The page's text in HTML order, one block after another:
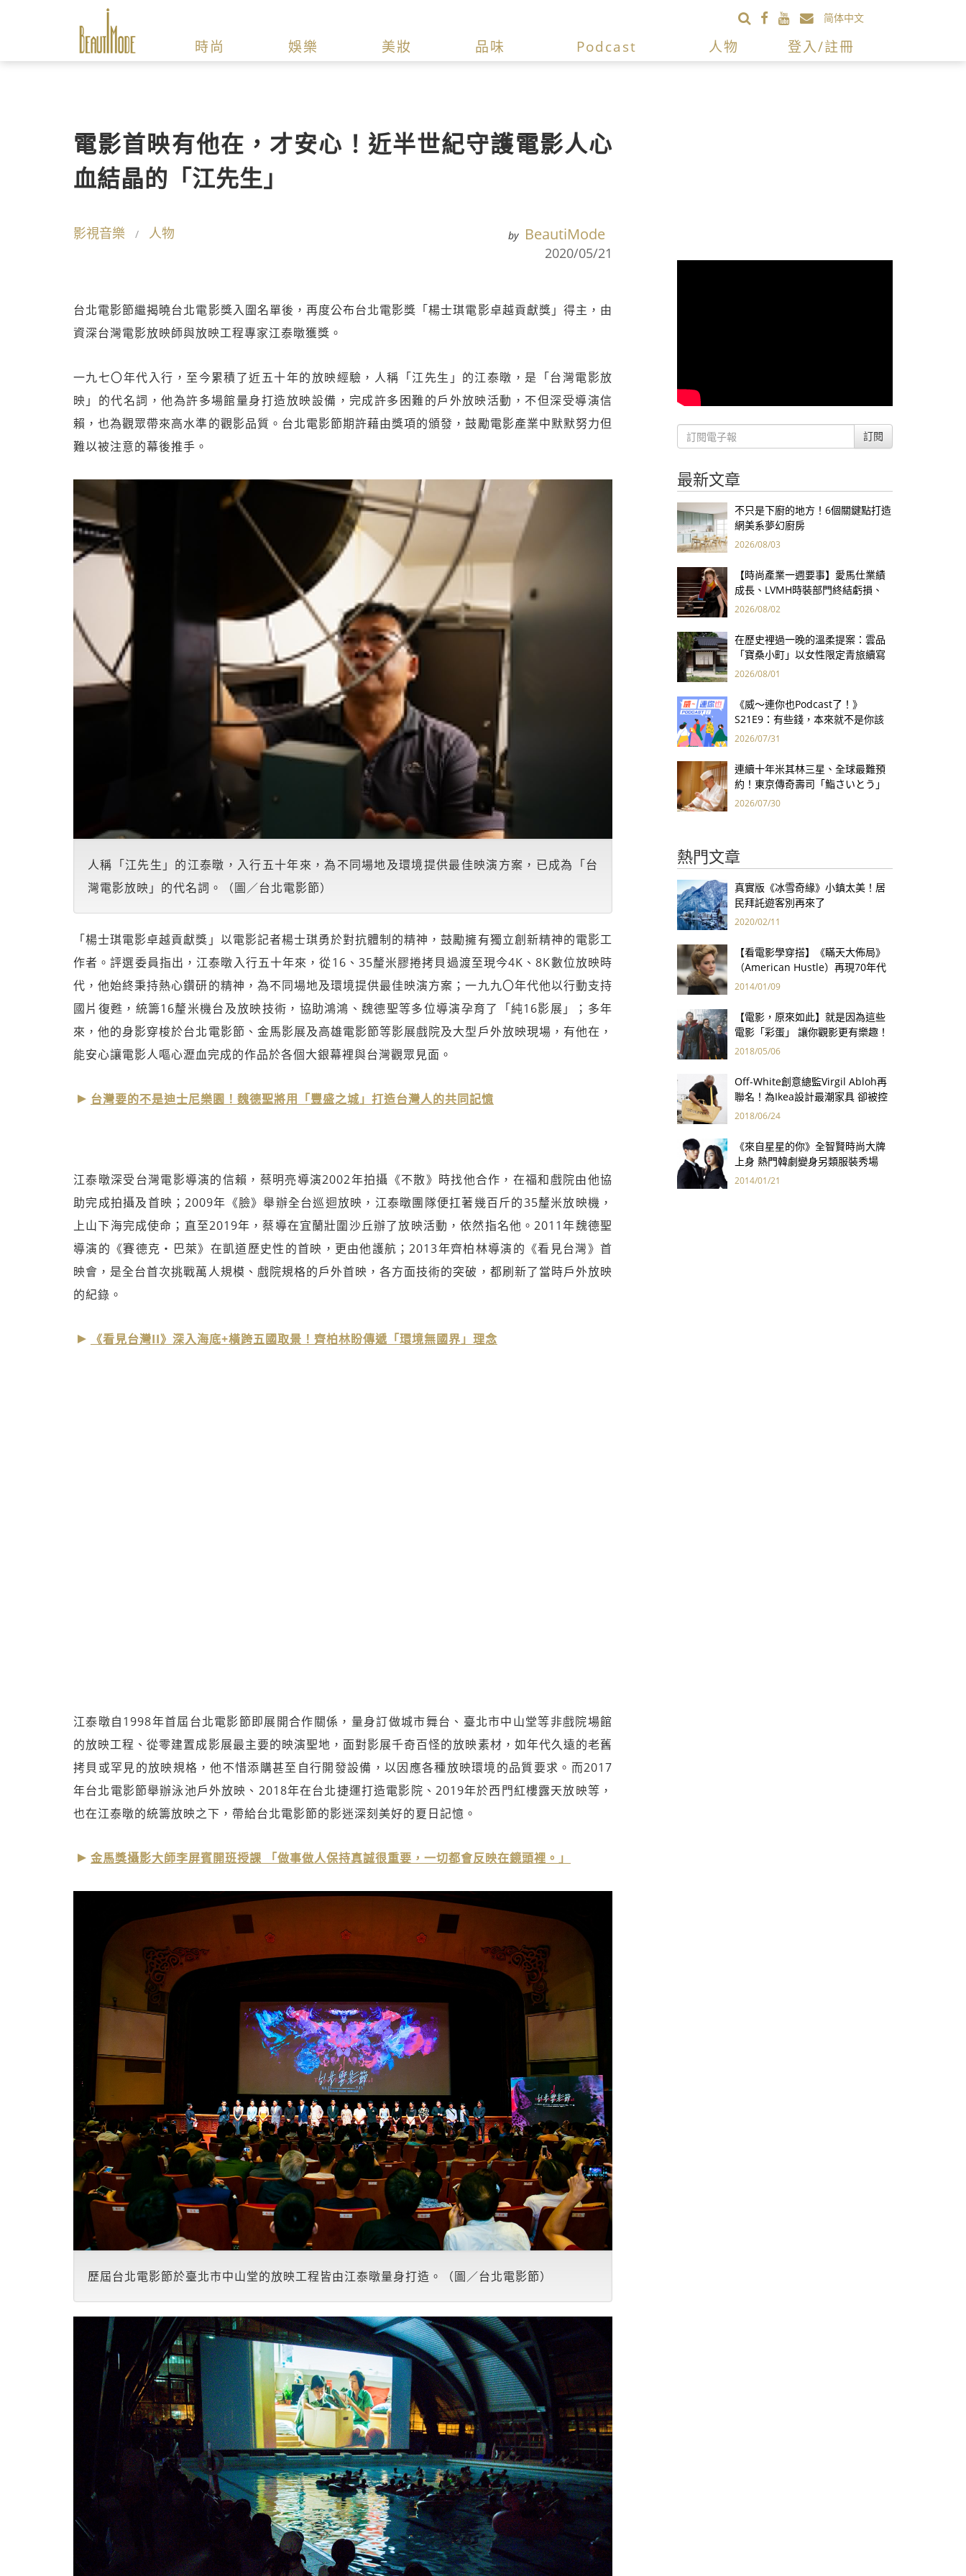
简体中文
時尚 娛樂 美妝 品味 Podcast 人物 登入/註冊
電影首映有他在，才安心！近半世紀守護電影人心
血結晶的「江先生」
影視音樂 人物 by BeautiMode
2020/05/21
台北電影節繼揭曉台北電影獎入圍名單後，再度公布台北電影獎「楊士琪電影卓越貢獻獎」得主，由
資深台灣電影放映師與放映工程專家江泰暾獲獎。
一九七〇年代入行，至今累積了近五十年的放映經驗，人稱「江先生」的江泰暾，是「台灣電影放
映」的代名詞，他為許多場館量身打造放映設備，完成許多困難的戶外放映活動，不但深受導演信
賴，也為觀眾帶來高水準的觀影品質。台北電影節期許藉由獎項的頒發，鼓勵電影產業中默默努力但
難以被注意的幕後推手。
人稱「江先生」的江泰暾，入行五十年來，為不同場地及環境提供最佳映演方案，已成為「台
灣電影放映」的代名詞。（圖／台北電影節）
「楊士琪電影卓越貢獻獎」以電影記者楊士琪勇於對抗體制的精神，鼓勵擁有獨立創新精神的電影工
作者。評選委員指出，江泰暾入行五十年來，從16、35釐米膠捲拷貝過渡至現今4K、8K數位放映時
代，他始終秉持熱心鑽研的精神，為不同場地及環境提供最佳映演方案；一九九〇年代他以行動支持
國片復甦，統籌16釐米機台及放映技術，協助鴻鴻、魏德聖等多位導演孕育了「純16影展」；多年
來，他的身影穿梭於台北電影節、金馬影展及高雄電影節等影展戲院及大型戶外放映現場，有他在，
能安心讓電影人嘔心瀝血完成的作品於各個大銀幕裡與台灣觀眾見面。
台灣要的不是迪士尼樂園！魏德聖將用「豐盛之城」打造台灣人的共同記憶
江泰暾深受台灣電影導演的信賴，蔡明亮導演2002年拍攝《不散》時找他合作，在福和戲院由他協
助完成拍攝及首映；2009年《臉》舉辦全台巡迴放映，江泰暾團隊便扛著幾百斤的35釐米放映機，
上山下海完成使命；直至2019年，蔡導在宜蘭壯圍沙丘辦了放映活動，依然指名他。2011年魏德聖
導演的《賽德克‧巴萊》在凱道歷史性的首映，更由他護航；2013年齊柏林導演的《看見台灣》首
映會，是全台首次挑戰萬人規模、戲院規格的戶外首映，各方面技術的突破，都刷新了當時戶外放映
的紀錄。
《看見台灣II》深入海底+橫跨五國取景！齊柏林盼傳遞「環境無國界」理念
江泰暾自1998年首屆台北電影節即展開合作關係，量身訂做城市舞台、臺北市中山堂等非戲院場館
的放映工程、從零建置成影展最主要的映演聖地，面對影展千奇百怪的放映素材，如年代久遠的老舊
拷貝或罕見的放映規格，他不惜添購甚至自行開發設備，以因應各種放映環境的品質要求。而2017
年台北電影節舉辦泳池戶外放映、2018年在台北捷運打造電影院、2019年於西門紅樓露天放映等，
也在江泰暾的統籌放映之下，帶給台北電影節的影迷深刻美好的夏日記憶。
金馬獎攝影大師李屏賓開班授課 「做事做人保持真誠很重要，一切都會反映在鏡頭裡。」
歷屆台北電影節於臺北市中山堂的放映工程皆由江泰暾量身打造。（圖／台北電影節）
訂閱
最新文章
不只是下廚的地方！6個關鍵點打造
網美系夢幻廚房
2026/08/03
【時尚產業一週要事】愛馬仕業績
成長、LVMH時裝部門終結虧損、
Kering轉型策略初現成效、Prada
2026/08/02
在歷史裡過一晚的溫柔提案：雲品
「寶桑小町」以女性限定青旅續寫
台東老屋記憶
2026/08/01
《威～連你也Podcast了！》
S21E9：有些錢，本來就不是你該
賺的——讀《一個投機者的告白》
2026/07/31
連續十年米其林三星、全球最難預
約！東京傳奇壽司「鮨さいとう」
為何破例首度來台？
2026/07/30
熱門文章
真實版《冰雪奇緣》小鎮太美！居
民拜託遊客別再來了
2020/02/11
【看電影學穿搭】《瞞天大佈局》
（American Hustle）再現70年代
炫目華服
2014/01/09
【電影，原來如此】就是因為這些
電影「彩蛋」 讓你觀影更有樂趣！
2018/05/06
Off-White創意總監Virgil Abloh再
聯名！為Ikea設計最潮家具 卻被控
抄襲？
2018/06/24
《來自星星的你》全智賢時尚大牌
上身 熱門韓劇變身另類服裝秀場
2014/01/21